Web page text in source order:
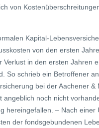
von
Kapital-
von den ersten
in den ersten Jahren
So schrieb ein Betroffener
bei der Aachener
noch nicht
hereingefallen. – Nach
der fondsgebundenen